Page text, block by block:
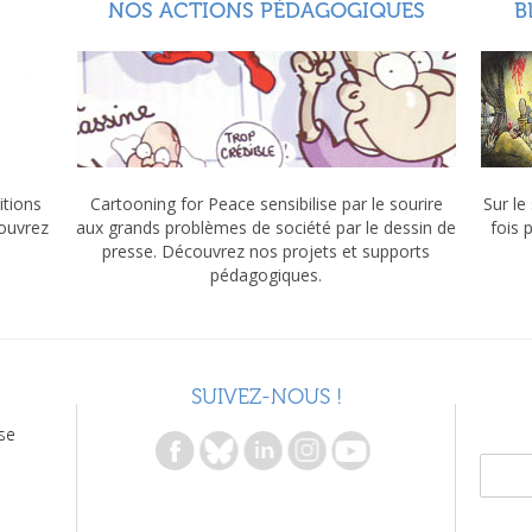
NOS ACTIONS PÉDAGOGIQUES
Cartooning for Peace sensibilise par le sourire
aux grands problèmes de société par le dessin de
presse. Découvrez nos projets et supports
pédagogiques.
Sur
fois
SUIVEZ-NOUS !